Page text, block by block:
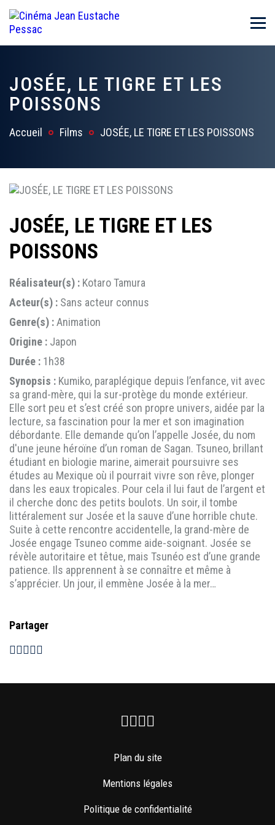
JOSÉE, LE TIGRE ET LES
POISSONS
Accueil Films JOSÉE, LE TIGRE ET LES POISSONS
JOSÉE, LE TIGRE ET LES
POISSONS
Réalisateur(s) : Kotaro Tamura
Acteur(s) : Sans acteur connus
Genre(s) :Animation
Origine : Japon
Durée : 1h38
Synopsis : Kumiko, paraplégique depuis l’enfance, vit avec
sa grand-mère, qui la sur-protège du monde extérieur.
Elle sort peu et s’est créé son propre univers, aidée par la
lecture, sa fascination pour la mer et son imagination
débordante. Elle demande qu’on l’appelle Josée, du nom
d'une jeune héroïne d’un roman de Sagan. Tsuneo, brillant
étudiant en biologie marine, aimerait poursuivre ses
études au Mexique où il pourrait vivre son rêve, plonger
dans les eaux tropicales. Pour cela il lui faut de l’argent et
il cherche donc des petits boulots. Un soir, il tombe
littéralement sur Josée et la sauve d’une horrible chute.
Suite à cette rencontre accidentelle, la grand-mère de
Josée engage Tsuneo comme aide-soignant. Josée se
révèle autoritaire et têtue, mais Tsunéo est d’une grande
patience. Ils apprennent à se connaître et même à
s’apprécier. Un jour, il emmène Josée à la mer…
Partager
Facebook
Instagram
Youtube
Plan du site
Mentions légales
Politique de confidentialité